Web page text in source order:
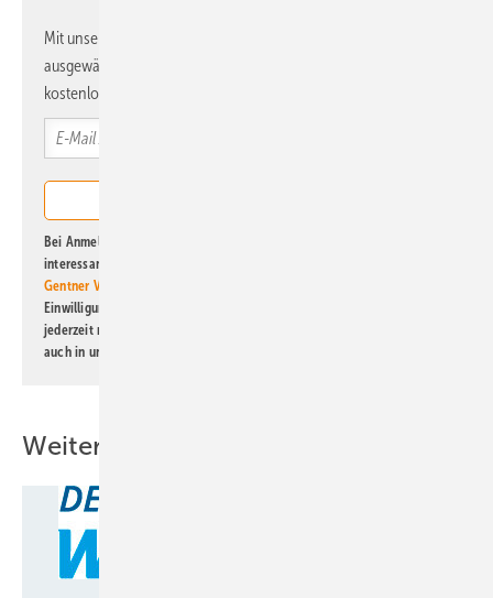
Mit unserem Newsletter erhalten Sie regelmäßig von uns
ausgewählte Informationen und Neuigkeiten, gebündelt und
kostenlos direkt ins Postfach.
Bei Anmeldung zu diesem Newsletter bin ich damit einverstanden, über
interessante Verlags- und Online-Angebote
Gentner Verlag GmbH & Co. KG
Einwilligung kann ich jederzeit widerrufen und eine Abmeldung ist
jederzeit möglich. Informationen zum Umgang mit Daten finden Sie
auch in unserer
Weitere Inhalte